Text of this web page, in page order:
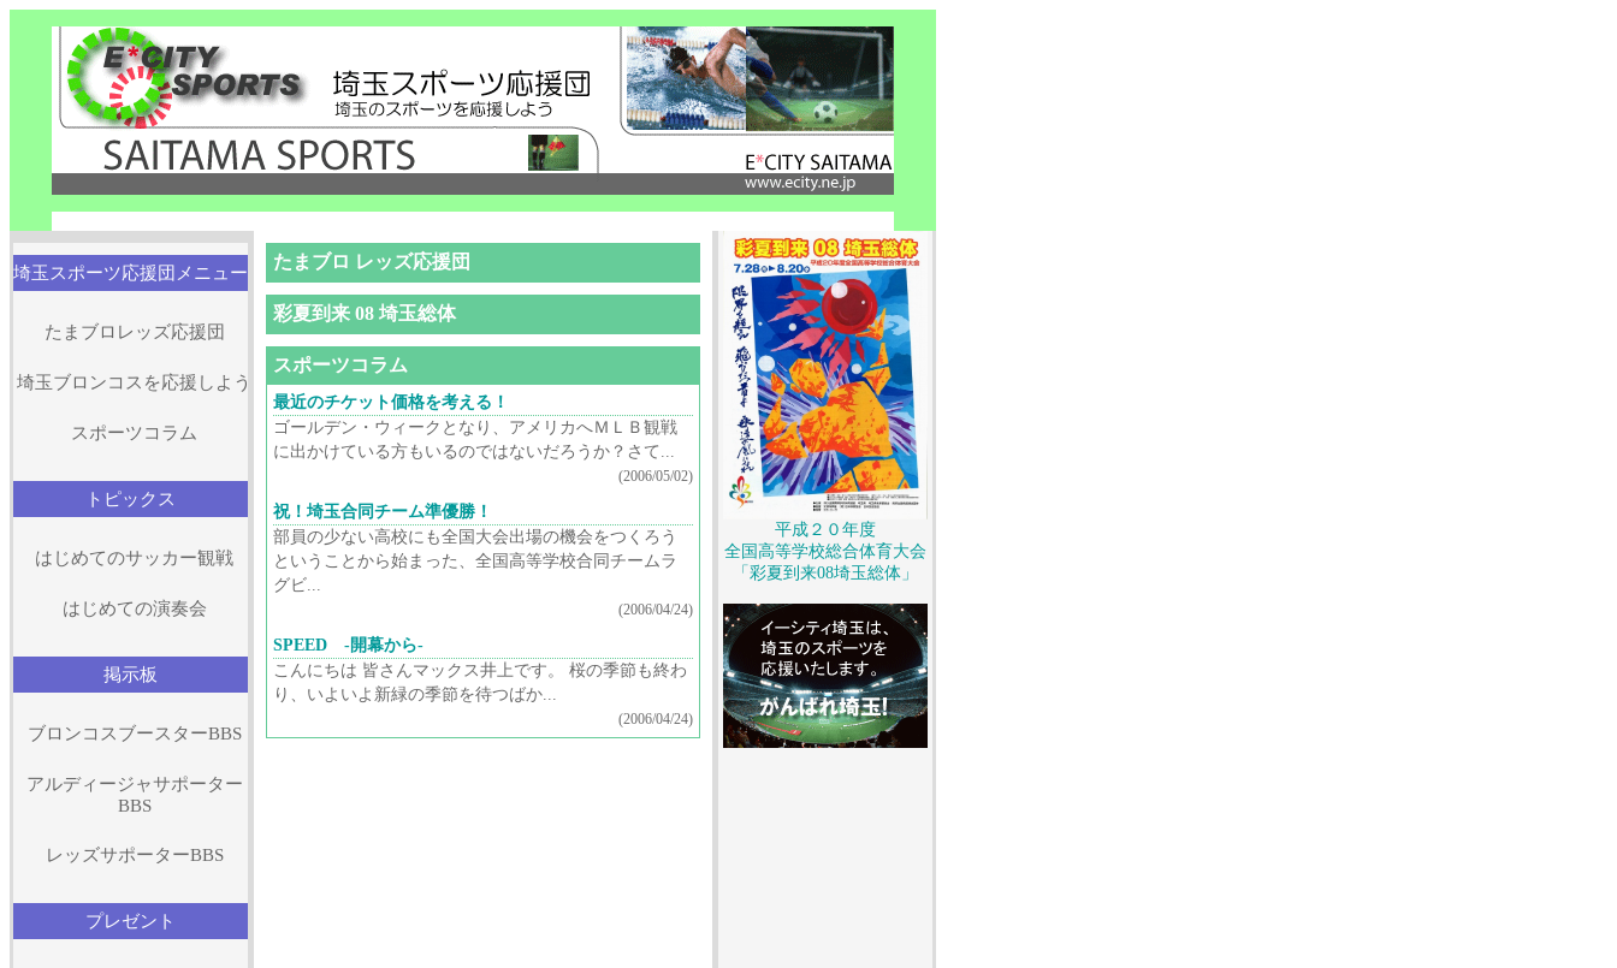
埼玉スポーツ応援団メニュー
たまブロレッズ応援団
埼玉ブロンコスを応援しよう
スポーツコラム
トピックス
はじめてのサッカー観戦
はじめての演奏会
掲示板
ブロンコスブースターBBS
アルディージャサポーター
BBS
レッズサポーターBBS
プレゼント
たまブロ レッズ応援団
彩夏到来 08 埼玉総体
スポーツコラム
最近のチケット価格を考える！
ゴールデン・ウィークとなり、アメリカへＭＬＢ観戦
に出かけている方もいるのではないだろうか？さて...
(2006/05/02)
祝！埼玉合同チーム準優勝！
部員の少ない高校にも全国大会出場の機会をつくろう
ということから始まった、全国高等学校合同チームラ
グビ...
(2006/04/24)
SPEED -開幕から-
こんにちは 皆さんマックス井上です。 桜の季節も終わ
り、いよいよ新緑の季節を待つばか...
(2006/04/24)
平成２０年度
全国高等学校総合体育大会
「彩夏到来08埼玉総体」